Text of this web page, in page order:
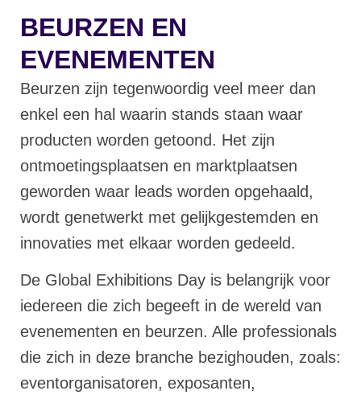
BEURZEN EN
EVENEMENTEN
Beurzen zijn tegenwoordig veel meer dan
enkel een hal waarin stands staan waar
producten worden getoond. Het zijn
ontmoetingsplaatsen en marktplaatsen
geworden waar leads worden opgehaald,
wordt genetwerkt met gelijkgestemden en
innovaties met elkaar worden gedeeld.
De Global Exhibitions Day is belangrijk voor
iedereen die zich begeeft in de wereld van
evenementen en beurzen. Alle professionals
die zich in deze branche bezighouden, zoals:
eventorganisatoren, exposanten,